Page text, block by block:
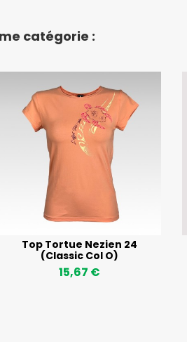
catégorie :
Top Tortue Nezien 24
(Classic Col O)
15,67 €